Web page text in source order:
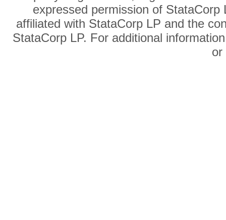
expressed permission of
affiliated with StataCorp LP and the
StataCorp LP. For additional
or